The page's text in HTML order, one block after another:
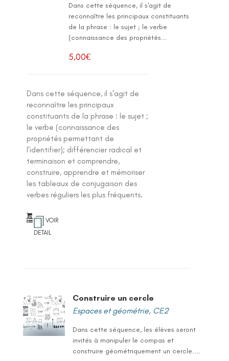
Dans cette séquence, il s'agit de
reconnaître les principaux constituants
de la phrase : le sujet ; le verbe
(connaissance des propriétés...
5,00€
Dans cette séquence, il s'agit de
reconnaître les principaux
constituants de la phrase : le sujet ;
le verbe (connaissance des
propriétés permettant de
l'identifier); différencier radical et
terminaison et comprendre,
construire, apprendre et mémoriser
les tableaux de conjugaison des
verbes réguliers les plus fréquents.
VOIR
DETAIL
Construire un cercle
Espaces et géométrie, CE2
Dans cette séquence, les élèves seront
invités à manipuler le compas et
construire géométriquement un cercle....